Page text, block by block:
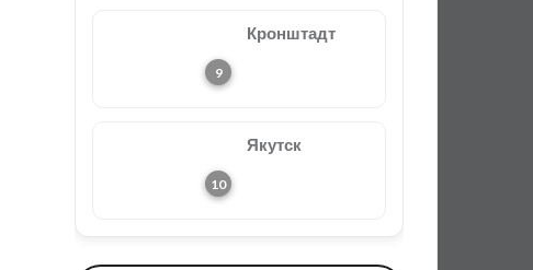
Кронштадт
Якутск